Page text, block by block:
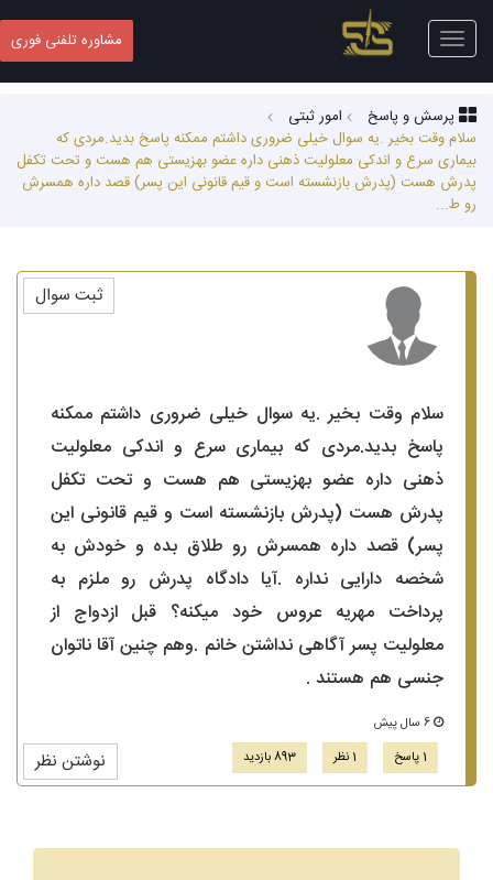
Toggle
navigation
مشاوره تلفنی فوری
پرسش و پاسخ
امور ثبتی
سلام وقت بخیر .یه سوال خیلی ضروری داشتم ممکنه پاسخ بدید.مردی که
بیماری سرع و اندکی معلولیت ذهنی داره عضو بهزیستی هم هست و تحت تکفل
پدرش هست (پدرش بازنشسته است و قیم قانونی این پسر) قصد داره همسرش
رو ط...
سلام وقت بخیر .یه سوال خیلی ضروری داشتم ممکنه
پاسخ بدید.مردی که بیماری سرع و اندکی معلولیت
ذهنی داره عضو بهزیستی هم هست و تحت تکفل
پدرش هست (پدرش بازنشسته است و قیم قانونی این
پسر) قصد داره همسرش رو طلاق بده و خودش به
شخصه دارایی نداره .آیا دادگاه پدرش رو ملزم به
پرداخت مهریه عروس خود میکنه؟ قبل ازدواج از
معلولیت پسر آگاهی نداشتن خانم .وهم چنین آقا ناتوان
جنسی هم هستند .
1 پاسخ
1 نظر 893 بازدید نوشتن نظر
ثبت سوال